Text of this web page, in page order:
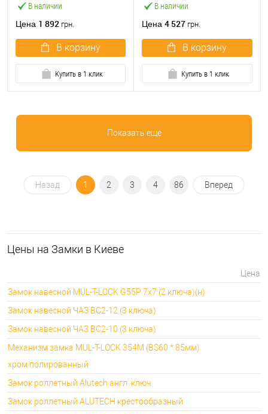
В наличии
Цена 1 892 грн.
В корзину
Купить в 1 клик
В наличии
Цена 4 527 грн.
В корзину
Купить в 1 клик
Показать еще
Назад 1 2 3 4 86 Вперед
Цeны на Замки в Киеве
Цена
Замок навесной MUL-T-LOCK G55P 7x7 (2 ключа)(н)
Замок навесной ЧАЗ ВС2-12 (3 ключа)
Замок навесной ЧАЗ ВС2-10 (3 ключа)
Механизм замка MUL-T-LOCK 354M (BS60 * 85мм)
хром полированный
Замок роллетный Alutech англ. ключ
Замок роллетный ALUTECH крестообразный